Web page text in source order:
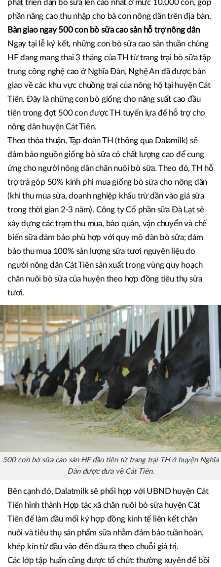
Theo ông Châu, trước khi triển khai, địa phương đã có
khảo sát đánh giá, các chuyên gia của TH cũng đã đánh giá
và xác định Cát Tiên có đủ tiềm năng, lợi thế về điều kiên
thời tiết, khí hậu, thổ nhưỡng, vùng nguyên liệu để có thể
phát triển đàn bò sữa lên cao nhất ở mức 10.000 con, góp
phần nâng cao thu nhập cho bà con nông dân trên địa bàn.
Bàn giao ngay 500 con bò sữa cao sản hỗ trợ nông dân
Ngay tại lễ ký kết, những con bò sữa cao sản thuần chủng
HF đang mang thai 3 tháng của TH từ trang trại bò sữa tập
trung công nghệ cao ở Nghĩa Đàn, Nghệ An đã được bàn
giao về các khu vực chuồng trại của nông hộ tại huyện Cát
Tiên. Đây là những con bò giống cho năng suất cao đầu
tiên trong đợt 500 con được TH tuyển lựa để hỗ trợ cho
nông dân huyện Cát Tiên.
Theo thỏa thuận, Tập đoàn TH (thông qua Dalamilk) sẽ
đảm bảo nguồn giống bò sữa có chất lượng cao để cung
ứng cho người nông dân chăn nuôi bò sữa. Theo đó, TH hỗ
trợ trả góp 50% kinh phí mua giống bò sữa cho nông dân
(khi thu mua sữa, doanh nghiệp khấu trừ dần vào giá sữa
trong thời gian 2-3 năm). Công ty Cổ phần sữa Đà Lạt sẽ
xây dựng các trạm thu mua, bảo quản, vận chuyển và chế
biến sữa đảm bảo phù hợp với quy mô đàn bò sữa; đảm
bảo thu mua 100% sản lượng sữa tươi nguyên liệu do
người nông dân Cát Tiên sản xuất trong vùng quy hoạch
chăn nuôi bò sữa của huyện theo hợp đồng tiêu thụ sữa
tươi.
500 con bò sữa cao sản HF đầu tiên từ trang trại TH ở huyện Nghĩa
Đàn được đưa về Cát Tiên.
Bên cạnh đó, Dalatmilk sẽ phối hợp với UBND huyện Cát